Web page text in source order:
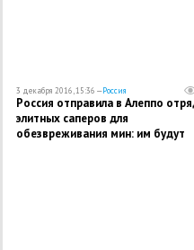
3 декабря 2016, 15:36 —Россия
Россия отправила в Алеппо
элитных саперов для
обезвреживания мин: им будут